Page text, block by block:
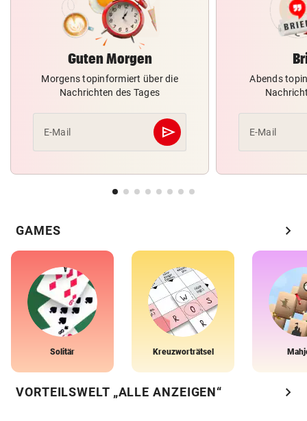
Guten Morgen
Morgens topinformiert über die
Nachrichten des Tages
E-Mail send
Abschicken
Abends
E-Mail
GAMES chevron_right
Solitär Kreuzworträtsel
VORTEILSWELT „ALLE ANZEIGEN“ chevron_right